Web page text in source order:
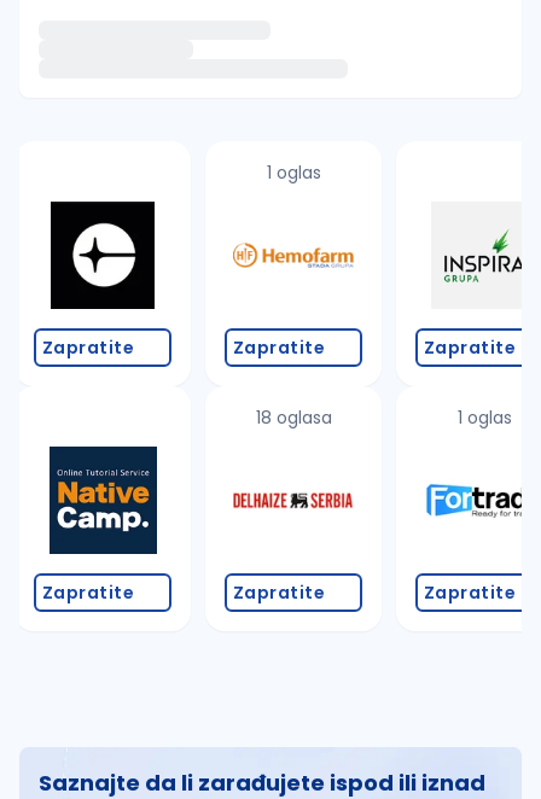
Takođe možete da:
proverite pravopisne greške (koristite č, ć, š, đ,
povećajte radijus za odabrani grad
promenite odabrane filtere pretrage
Zapratite
Zapratite
1 oglas
Zapratite
18 oglasa
Zapratite
Zapratite
1 oglas
Zapratite
Saznajte da li zarađujete ispod ili iznad